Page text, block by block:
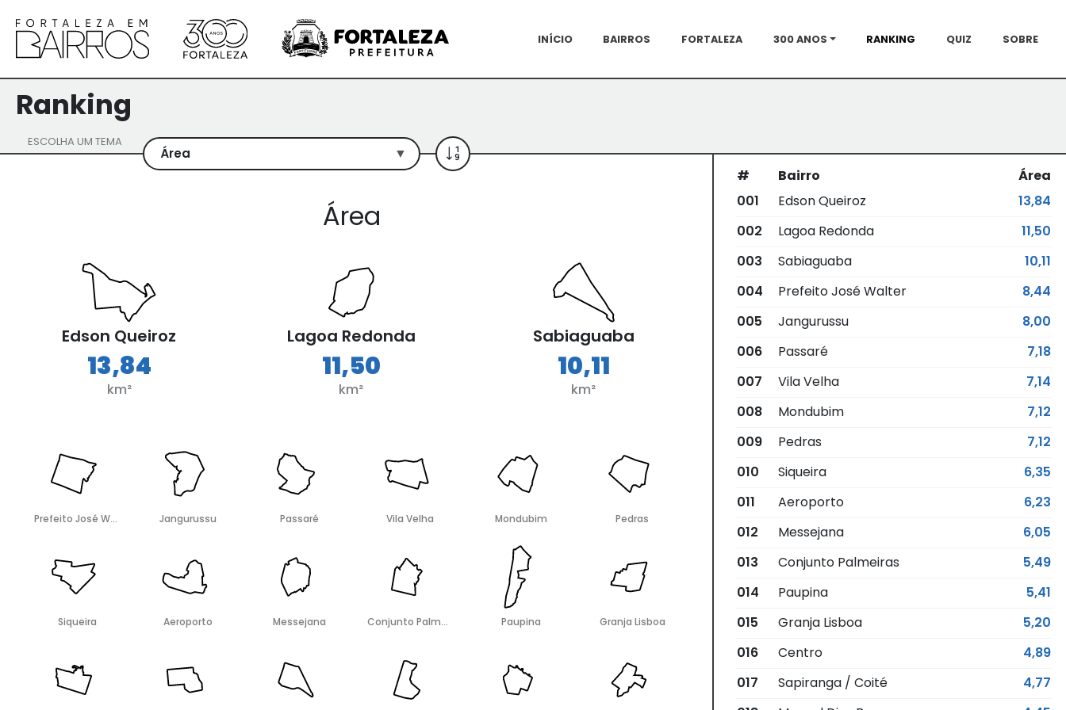
INÍCIO BAIRROS FORTALEZA 300 ANOS RANKING QUIZ SOBRE
Ranking
ESCOLHA UM TEMA
Área
Edson Queiroz
13,84
km²
1º Lagoa Redonda
11,50
km²
2º Sabiaguaba
10,11
km²
3º
Prefeito José Walter Jangurussu Passaré Vila Velha Mondubim Pedras
Siqueira Aeroporto Messejana Conjunto Palmeiras Paupina Granja Lisboa
# Bairro
Área
001
Edson Queiroz
13,84
002
Lagoa Redonda
11,50
003
Sabiaguaba
10,11
004
Prefeito José Walter
8,44
005
Jangurussu
8,00
006
Passaré
7,18
007
Vila Velha
7,14
008
Mondubim
7,12
009
Pedras
7,12
010
Siqueira
6,35
011
Aeroporto
6,23
012
Messejana
6,05
013
Conjunto Palmeiras
5,49
014
Paupina
5,41
015
Granja Lisboa
5,20
016
Centro
4,89
017
Sapiranga / Coité
4,77